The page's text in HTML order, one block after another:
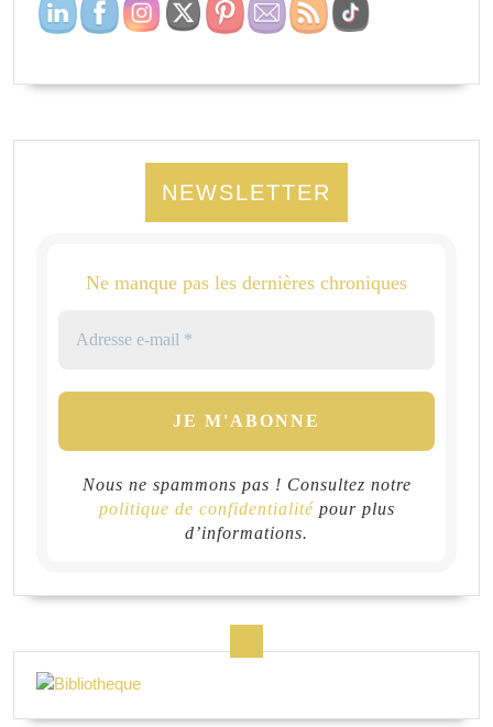
NEWSLETTER
Ne manque pas les dernières chroniques
Nous ne spammons pas ! Consultez notre
politique de confidentialitépour plus
d’informations.